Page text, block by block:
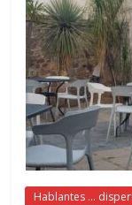
Hablantes ...